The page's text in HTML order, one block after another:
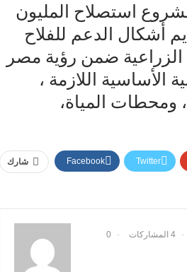
استصلاح المليون
أشكال الدعم للفلاح
الزراعية ضمن رؤية مصر
الأساسية اللازمة ،
ومحطات المياة،
شارك Facebook Twitter
4 المشاركات 0